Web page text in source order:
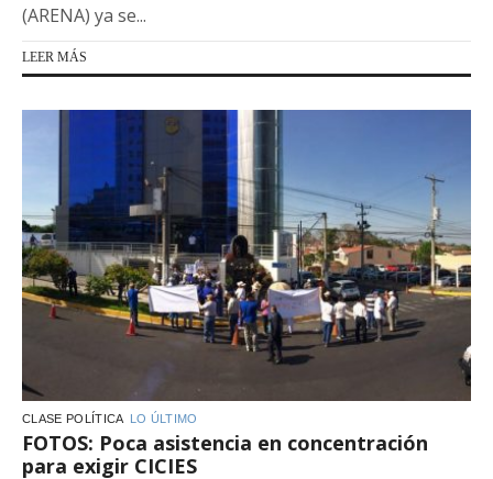
(ARENA) ya se...
LEER MÁS
CLASE POLÍTICA LO ÚLTIMO
FOTOS: Poca asistencia en concentración
para exigir CICIES